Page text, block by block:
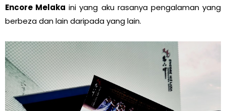
Encore Melaka ini yang aku rasanya pengalaman yang
berbeza dan lain daripada yang lain.